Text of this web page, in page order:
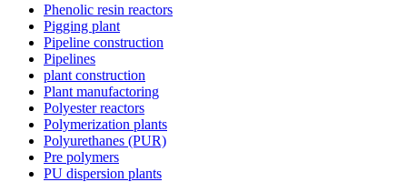
Phenolic resin reactors
Pigging plant
Pipeline construction
Pipelines
plant construction
Plant manufactoring
Polyester reactors
Polymerization plants
Polyurethanes (PUR)
Pre polymers
PU dispersion plants